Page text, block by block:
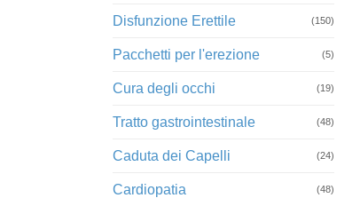
Disfunzione Erettile (150)
Pacchetti per l'erezione (5)
Cura degli occhi (19)
Tratto gastrointestinale (48)
Caduta dei Capelli (24)
Cardiopatia (48)